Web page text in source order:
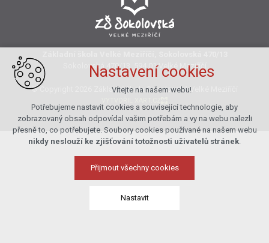
Sokolovská 470/13, 594 01 Velké Meziříčí
© Copyright 2026 Základní škola Sokolovská Velké Meziříčí
Nastavení cookies
Vítejte na našem webu!
Potřebujeme nastavit cookies a související technologie, aby
zobrazovaný obsah odpovídal vašim potřebám a vy na webu nalezli
přesně to, co potřebujete. Soubory cookies používané na našem webu
nikdy neslouží ke zjišťování totožnosti uživatelů stránek.
Přijmout všechny cookies
Nastavit